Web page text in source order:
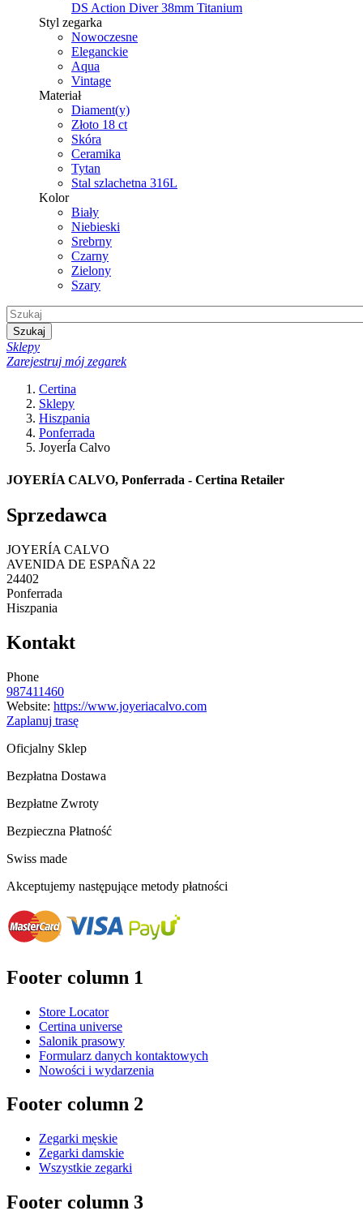
DS Action Diver 38mm Titanium
Styl zegarka
Nowoczesne
Eleganckie
Aqua
Vintage
Materiał
Diament(y)
Złoto 18 ct
Skóra
Ceramika
Tytan
Stal szlachetna 316L
Kolor
Biały
Niebieski
Srebrny
Czarny
Zielony
Szary
Szukaj
Sklepy
Zarejestruj mój zegarek
Certina
Sklepy
Hiszpania
Ponferrada
JoyerÍa Calvo
JOYERÍA CALVO, Ponferrada - Certina Retailer
Sprzedawca
JOYERÍA CALVO
AVENIDA DE ESPAÑA 22
24402
Ponferrada
Hiszpania
Kontakt
Phone
987411460
Website: https://www.joyeriacalvo.com
Zaplanuj trasę
Oficjalny Sklep
Bezpłatna Dostawa
Bezpłatne Zwroty
Bezpieczna Płatność
Swiss made
Akceptujemy następujące metody płatności
Footer column 1
Store Locator
Certina universe
Salonik prasowy
Formularz danych kontaktowych
Nowości i wydarzenia
Footer column 2
Zegarki męskie
Zegarki damskie
Wszystkie zegarki
Footer column 3